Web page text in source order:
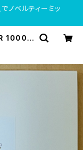
ノベルティーミッ
1000Y